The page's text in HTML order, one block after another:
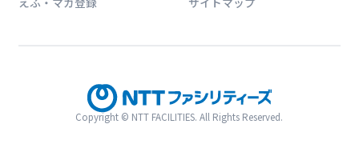
Copyright © NTT FACILITIES. All Rights Reserved.